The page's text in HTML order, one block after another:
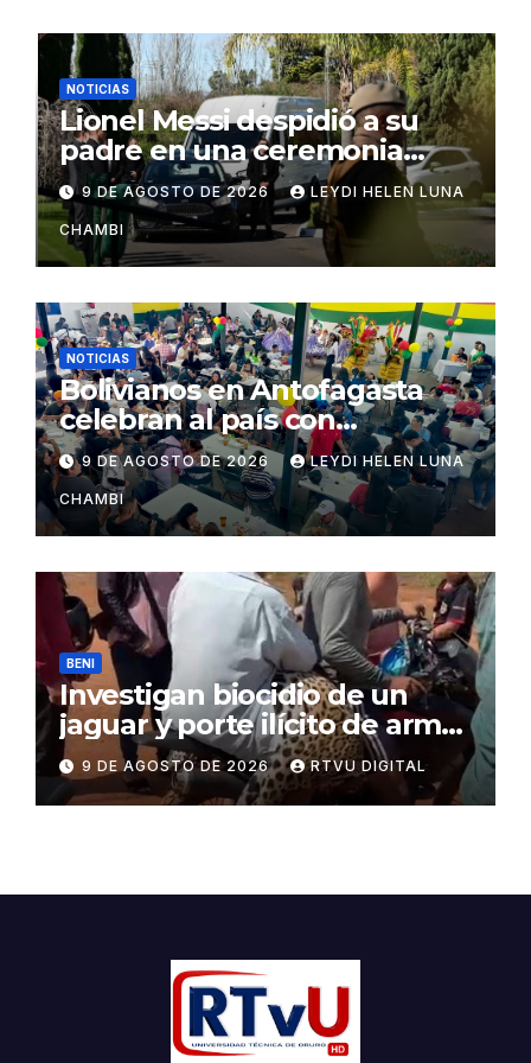
NOTICIAS
Lionel Messi despidió a su
padre en una ceremonia
íntima en Rosario
9 DE AGOSTO DE 2026 LEYDI HELEN LUNA
CHAMBI
NOTICIAS
Bolivianos en Antofagasta
celebran al país con
gastronomía, folclore y un
llamado a la unidad
9 DE AGOSTO DE 2026 LEYDI HELEN LUNA
CHAMBI
BENI
Investigan biocidio de un
jaguar y porte ilícito de armas
en Beni
9 DE AGOSTO DE 2026 RTVU DIGITAL